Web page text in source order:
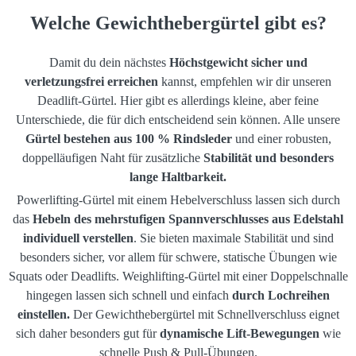
Welche Gewichthebergürtel gibt es?
Damit du dein nächstes Höchstgewicht sicher und
verletzungsfrei erreichen kannst, empfehlen wir dir unseren
Deadlift-Gürtel. Hier gibt es allerdings kleine, aber feine
Unterschiede, die für dich entscheidend sein können. Alle unsere
Gürtel bestehen aus 100 % Rindslederund einer robusten,
doppelläufigen Naht für zusätzliche Stabilität und besonders
lange Haltbarkeit.
Powerlifting-Gürtel mit einem Hebelverschluss lassen sich durch
das Hebeln des mehrstufigen Spannverschlusses aus Edelstahl
individuell verstellen. Sie bieten maximale Stabilität und sind
besonders sicher, vor allem für schwere, statische Übungen wie
Squats oder Deadlifts. Weighlifting-Gürtel mit einer Doppelschnalle
hingegen lassen sich schnell und einfach durch Lochreihen
einstellen.Der Gewichthebergürtel mit Schnellverschluss eignet
sich daher besonders gut fürdynamische Lift-Bewegungen wie
schnelle Push & Pull-Übungen.